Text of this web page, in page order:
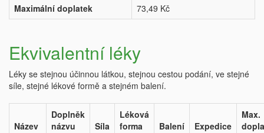
Maximální doplatek
73,49 Kč
Ekvivalentní léky
Léky se stejnou účinnou látkou, stejnou cestou podání, ve stejné
síle, stejné lékové formě a stejném balení.
Název
Doplněk
názvu
Síla
Léková
forma
Balení Expedice
Max.